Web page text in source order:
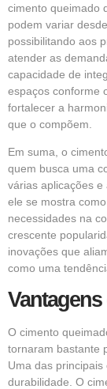
cimento queimado
podem variar
possibilitando aos
atender as
capacidade de
espaços conforme
fortalecer a
que o compõem.
Em suma, o
quem busca uma
várias aplicações e
ele se mostra
necessidades na
crescente
inovações que
como uma
O cimento
tornaram bastante
Uma das
durabilidade. O